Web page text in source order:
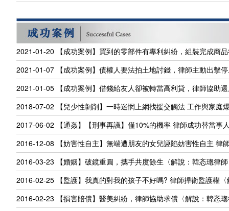
2021-01-20
【成功案例】買到的零部件有專利糾紛，組裝完成商
2021-01-07 【成功案例】債權人要法拍土地討錢，律師主動出擊
2021-01-05 【成功案例】借錢給友人卻被轉當高利貸，律師協助
2018-07-02
【兒少性剝削】一時迷惘上網找援交觸法 工作與家庭
2017-06-02
【通姦】【刑事再議】僅10%的機率 律師成功替當事
2016-12-08
【妨害性自主】無端遭朋友的女兒誣陷妨害性自主 律
2016-03-23
【婚姻】破鏡重圓，攜手共度餘生〈解說：韓忞璁律
2016-02-25 【監護】我真的對我的孩子不好嗎? 律師捍衛監護權
2016-02-23
【損害賠償】醫美糾紛，律師協助求償〈解說：韓忞